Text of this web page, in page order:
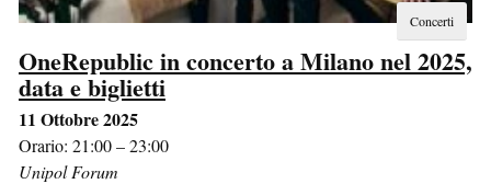
Concerti
OneRepublic in concerto a Milano nel 2025,
data e biglietti
11 Ottobre 2025
Orario: 21:00 – 23:00
Unipol Forum